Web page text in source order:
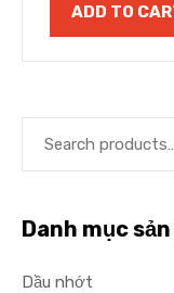
ADD TO
Danh mục
Dầu nhớt